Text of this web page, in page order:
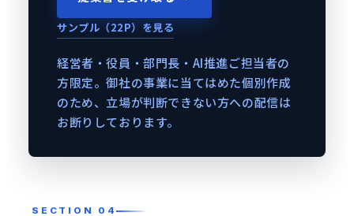
サンプル（22P）を見る
経営者・役員・部門長・AI推進ご担当者の
方限定。御社の事業に当てはめた個別作成
のため、立場が判断できない方への配信は
お断りしております。